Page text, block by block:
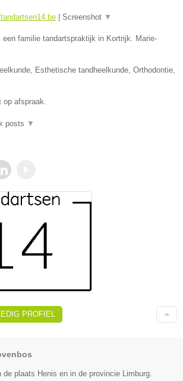
Screenshot ▼
een familie tandartspraktijk in Kortrijk. Marie-
Esthetische tandheelkunde, Orthodontie,
op afspraak.
posts ▼
PROFIEL
de plaats Henis en in de provincie Limburg.